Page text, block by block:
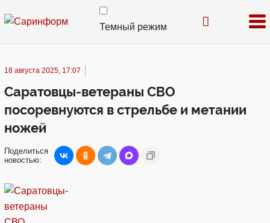
Темный режим
18 августа 2025, 17:07
Саратовцы-ветераны СВО
посоревнуются в стрельбе и метании
ножей
Поделиться
новостью: